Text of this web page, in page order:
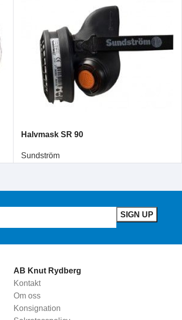
Halvmask SR 90
Sundström
AB Knut Rydberg
Kontakt
Om oss
Konsignation